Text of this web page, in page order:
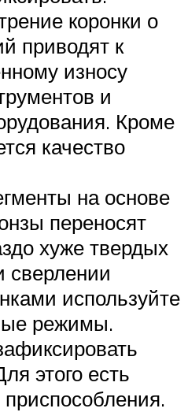
коронки о
приводят к
износу
и
Кроме
качество
на основе
переносят
хуже твердых
сверлении
используйте
режимы.
этого есть